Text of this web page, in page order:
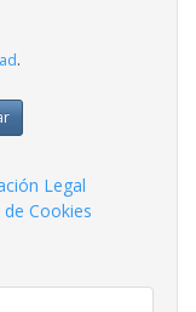
.
Legal
Cookies